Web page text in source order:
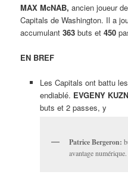
MAX McNAB, ancien joueur
Capitals de Washington. Il a
accumulant363 buts et450
EN BREF
Les Capitals ont battu
endiablé. EVGENY
buts et 2 passes, y
Patrice Bergeron:
avantage numérique.